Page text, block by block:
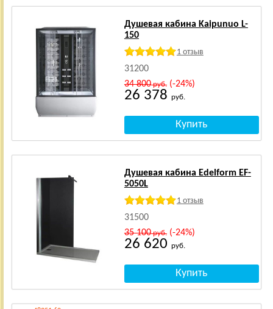
Душевая кабина Kaipunuo L-
150
1 отзыв
31200
34 800руб.(-24%)
26 378 руб.
Душевая кабина Edelform EF-
5050L
1 отзыв
31500
35 100руб.(-24%)
26 620 руб.